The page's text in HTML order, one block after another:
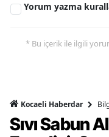
Yorum yazma
* Bu içerik ile ilgili
Kocaeli Haberdar
Sıvı Sabun